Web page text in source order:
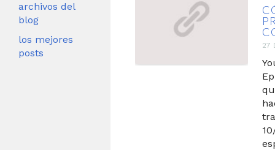
archivos del
blog
los mejores
posts
27